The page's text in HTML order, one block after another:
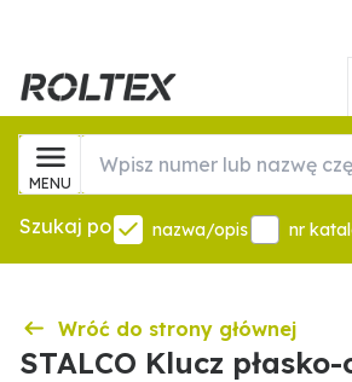
MENU
Szukaj po nazwa/opis nr
Wróć do strony głównej
STALCO Klucz